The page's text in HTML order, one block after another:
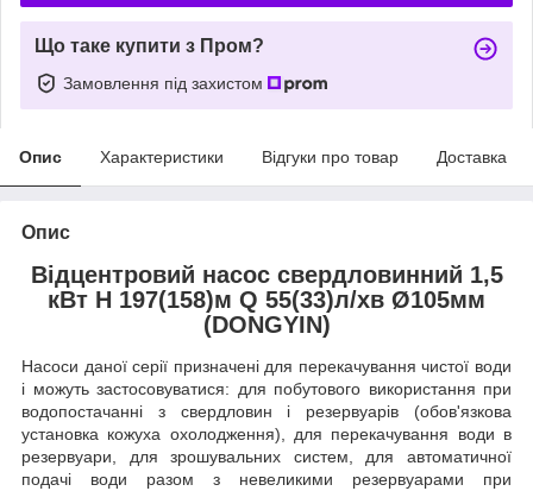
Що таке купити з Пром?
Замовлення під захистом
Опис Характеристики Відгуки про товар Доставка
Опис
Відцентровий насос свердловинний 1,5
кВт H 197(158)м Q 55(33)л/хв Ø105мм
(DONGYIN)
Насоси даної серії призначені для перекачування чистої води
і можуть застосовуватися: для побутового використання при
водопостачанні з свердловин і резервуарів (обов'язкова
установка кожуха охолодження), для перекачування води в
резервуари, для зрошувальних систем, для автоматичної
подачі води разом з невеликими резервуарами при